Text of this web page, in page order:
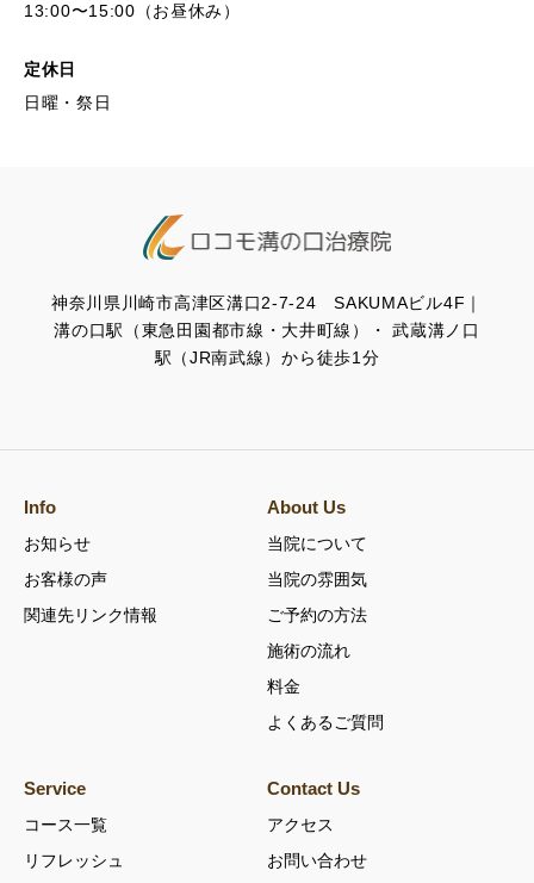
13:00〜15:00（お昼休み）
定休日
日曜・祭日
神奈川県川崎市高津区溝口2-7-24 SAKUMAビル4F｜
溝の口駅（東急田園都市線・大井町線）・ 武蔵溝ノ口
駅（JR南武線）から徒歩1分
Info
お知らせ
お客様の声
関連先リンク情報
About Us
当院について
当院の雰囲気
ご予約の方法
施術の流れ
料金
よくあるご質問
Service
コース一覧
リフレッシュ
Contact Us
アクセス
お問い合わせ